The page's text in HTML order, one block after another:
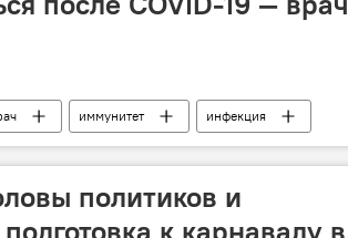
иммунитет инфекция
политиков и